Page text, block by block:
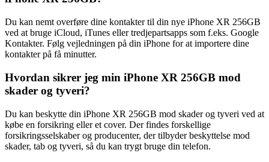
Du kan nemt overføre dine kontakter til din nye iPhone XR 256GB
ved at bruge iCloud, iTunes eller tredjepartsapps som f.eks. Google
Kontakter. Følg vejledningen på din iPhone for at importere dine
kontakter på få minutter.
Hvordan sikrer jeg min iPhone XR 256GB mod
skader og tyveri?
Du kan beskytte din iPhone XR 256GB mod skader og tyveri ved at
købe en forsikring eller et cover. Der findes forskellige
forsikringsselskaber og producenter, der tilbyder beskyttelse mod
skader, tab og tyveri, så du kan trygt bruge din telefon.